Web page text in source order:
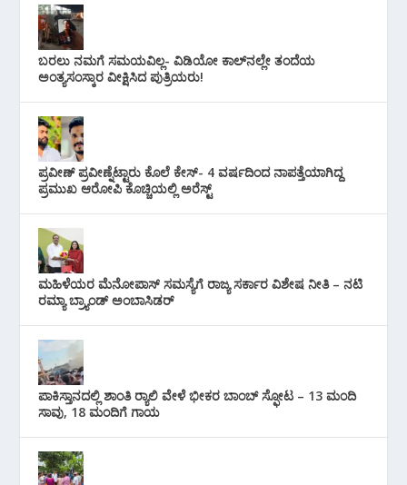
ಬರಲು ನಮಗೆ ಸಮಯವಿಲ್ಲ- ವಿಡಿಯೋ ಕಾಲ್‌ನಲ್ಲೇ ತಂದೆಯ
ಅಂತ್ಯಸಂಸ್ಕಾರ ವೀಕ್ಷಿಸಿದ ಪುತ್ರಿಯರು!
ಪ್ರವೀಣ್ ಪ್ರವೀಣ್ನೆಟ್ಟಾರು ಕೊಲೆ ಕೇಸ್‌- 4 ವರ್ಷದಿಂದ ನಾಪತ್ತೆಯಾಗಿದ್ದ
ಪ್ರಮುಖ ಆರೋಪಿ ಕೊಚ್ಚಿಯಲ್ಲಿ ಅರೆಸ್ಟ್‌
ಮಹಿಳೆಯರ ಮೆನೋಪಾಸ್ ಸಮಸ್ಯೆಗೆ ರಾಜ್ಯ ಸರ್ಕಾರ ವಿಶೇಷ ನೀತಿ – ನಟಿ
ರಮ್ಯಾ ಬ್ರ್ಯಾಂಡ್ ಅಂಬಾಸಿಡರ್
ಪಾಕಿಸ್ತಾನದಲ್ಲಿ ಶಾಂತಿ ರ‍್ಯಾಲಿ ವೇಳೆ ಭೀಕರ ಬಾಂಬ್ ಸ್ಫೋಟ – 13 ಮಂದಿ
ಸಾವು, 18 ಮಂದಿಗೆ ಗಾಯ